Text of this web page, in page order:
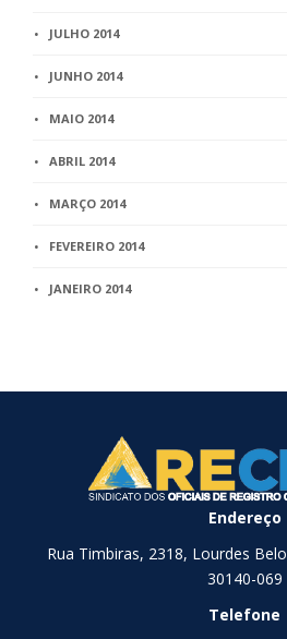
JULHO 2014
JUNHO 2014
MAIO 2014
ABRIL 2014
MARÇO 2014
FEVEREIRO 2014
JANEIRO 2014
Endereço
Rua Timbiras, 2318, Lourdes
30140-069
Telefone